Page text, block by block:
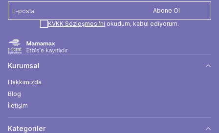
Abone Ol
KVKK Sözleşmesi'ni okudum, kabul ediyorum.
Kurumsal
Hakkımızda
Blog
İletişim
Kategoriler